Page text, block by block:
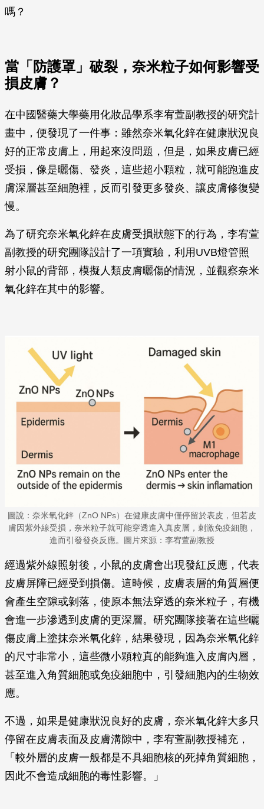
嗎？
當「防護罩」破裂，奈米粒子如何影響受
損皮膚？
在中國醫藥大學藥用化妝品學系李宥萱副教授的研究計
畫中，便發現了一件事：雖然奈米氧化鋅在健康狀況良
好的正常皮膚上，用起來沒問題，但是，如果皮膚已經
受損，像是曬傷、發炎，這些超小顆粒，就可能跑進皮
膚深層甚至細胞裡，反而引發更多發炎、讓皮膚修復變
慢。
為了研究奈米氧化鋅在皮膚受損狀態下的行為，李宥萱
副教授的研究團隊設計了一項實驗，利用UVB燈管照
射小鼠的背部，模擬人類皮膚曬傷的情況，並觀察奈米
氧化鋅在其中的影響。
圖說：奈米氧化鋅（ZnO NPs）在健康皮膚中僅停留於表皮，但若皮
膚因紫外線受損，奈米粒子就可能穿透進入真皮層，刺激免疫細胞，
進而引發發炎反應。圖片來源：李宥萱副教授
經過紫外線照射後，小鼠的皮膚會出現發紅反應，代表
皮膚屏障已經受到損傷。這時候，皮膚表層的角質層便
會產生空隙或剝落，使原本無法穿透的奈米粒子，有機
會進一步滲透到皮膚的更深層。研究團隊接著在這些曬
傷皮膚上塗抹奈米氧化鋅，結果發現，因為奈米氧化鋅
的尺寸非常小，這些微小顆粒真的能夠進入皮膚內層，
甚至進入角質細胞或免疫細胞中，引發細胞內的生物效
應。
不過，如果是健康狀況良好的皮膚，奈米氧化鋅大多只
停留在皮膚表面及皮膚溝隙中，李宥萱副教授補充，
「較外層的皮膚一般都是不具細胞核的死掉角質細胞，
因此不會造成細胞的毒性影響。」